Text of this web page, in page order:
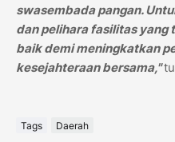
swasembada pangan.
dan pelihara fasilitas yang
baik demi meningkatkan
kesejahteraan bersama,"
Tags Daerah